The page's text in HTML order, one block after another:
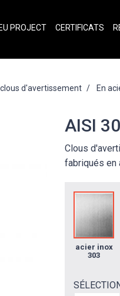
d'avertissement En
AISI
Clous
fabriqués en
acier inox
303
EU PROJECT CERTIFICATS